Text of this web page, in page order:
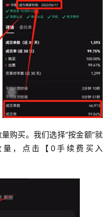
购买。我们选择“按金额”就
，点击【0手续费买入